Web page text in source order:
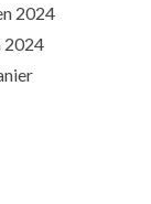
2024
2024